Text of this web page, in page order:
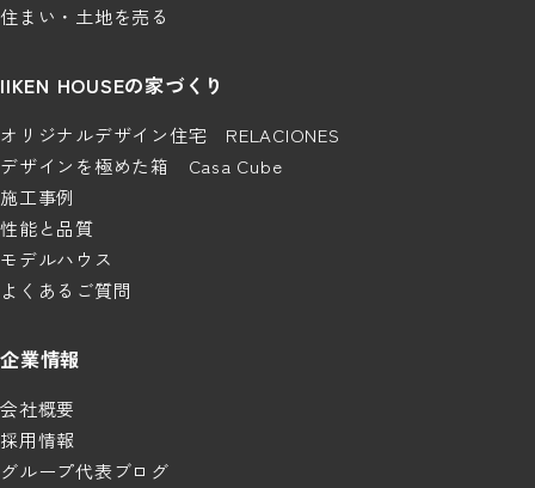
住まい・土地を売る
IIKEN HOUSEの家づくり
オリジナルデザイン住宅 RELACIONES
デザインを極めた箱 Casa Cube
施工事例
性能と品質
モデルハウス
よくあるご質問
企業情報
会社概要
採用情報
グループ代表ブログ